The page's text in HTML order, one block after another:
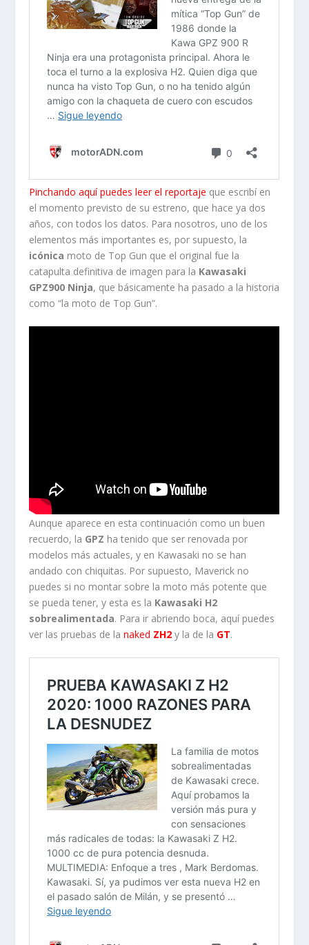
Pinchando aquí puedes leer el reportaje que escribí en
el momento previsto de su estreno, que hace ya dos
años, con todos los datos. Para nosotros, uno de los
elementos más importantes es, por supuesto, la
icónica moto de Top Gun que el original fue la
catapulta definitiva de imagen para la Kawasaki
GPZ900 Ninja, que básicamente ha pasado a la historia
como “la moto de Top Gun”.
Aunque aparece en esta continuación como un buen
recuerdo, la GPZ ha tenido que ser renovada por
modelos más actuales, y en Kawasaki no se han
andado con chiquitas. Por supuesto, Maverick no
puedes si no montar sobre la moto más potente que
se pueda tener, y esta es la Kawasaki H2
sobrealimentada. Para ir abriendo boca, aquí puedes
ver las pruebas de lanaked ZH2 y la de la GT.